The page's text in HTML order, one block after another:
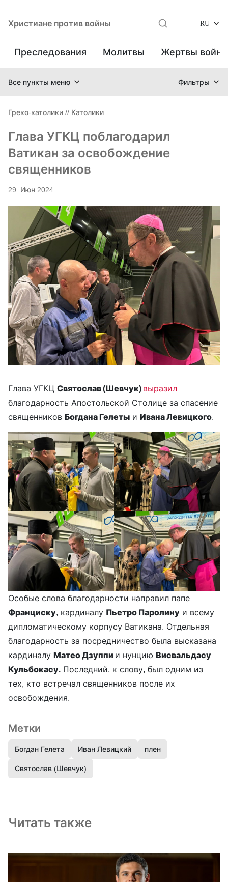
Христиане против войны RU
Преследования Молитвы Жертвы
Все пункты меню Фильтры
Греко-католики // Католики
Глава УГКЦ поблагодарил
Ватикан за освобождение
священников
29. Июн 2024
Глава УГКЦ Святослав (Шевчук) выразил
благодарность Апостольской Столице за спасение
священников Богдана Гелеты и Ивана Левицкого.
Особые слова благодарности направил папе
Франциску, кардиналу Пьетро Паролину и всему
дипломатическому корпусу Ватикана. Отдельная
благодарность за посредничество была высказана
кардиналу Матео Дзуппи и нунцию Висвальдасу
Кульбокасу. Последний, к слову, был одним из
тех, кто встречал священников после их
освобождения.
Метки
Богдан Гелета Иван Левицкий плен
Святослав (Шевчук)
Читать также